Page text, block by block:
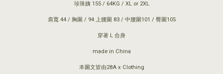
珍珠姨 155 / 64KG / XL or 2XL
肩寬 44 / 胸圍 / 94 上腰圍 83 / 中腰圍101 / 臀圍105
穿著 L 合身
made in China
本圖文皆由28A x Clothing